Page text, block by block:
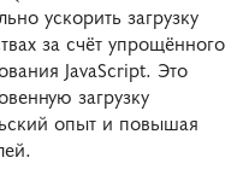
ускорить загрузку
за счёт упрощённого
JavaScript. Это
загрузку
опыт и повышая